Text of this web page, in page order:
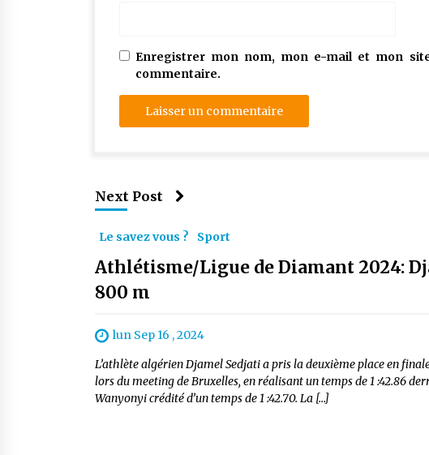
Enregistrer mon nom, mon e-mail et mon
commentaire.
Next Post
Le savez vous ? Sport
Athlétisme/Ligue de Diamant 2024:
800 m
lun Sep 16 , 2024
L’athlète algérien Djamel Sedjati a pris la deuxième place en
lors du meeting de Bruxelles, en réalisant un temps de 1 :42.86
Wanyonyi crédité d’un temps de 1 :42.70. La […]